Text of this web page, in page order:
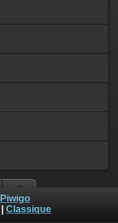
Piwigo
Classique